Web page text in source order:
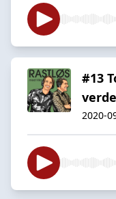
#13
2020-